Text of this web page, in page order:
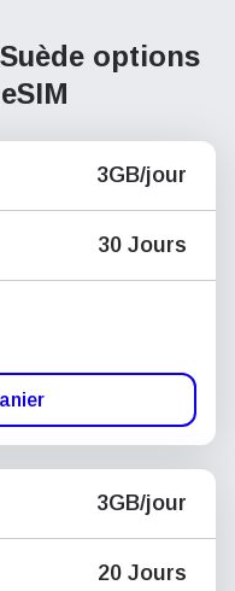
options
3GB/jour
30 Jours
3GB/jour
20 Jours